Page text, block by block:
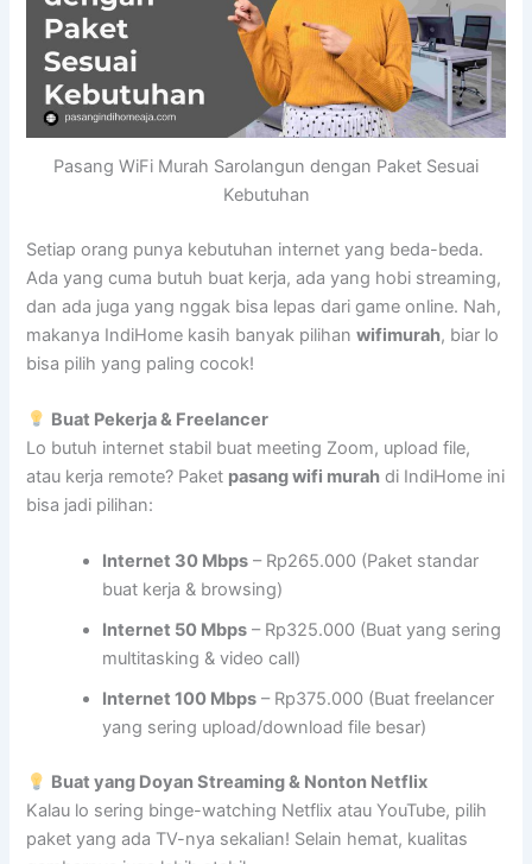
Pasang WiFi Murah Sarolangun dengan Paket Sesuai
Kebutuhan
Setiap orang punya kebutuhan internet yang beda-beda.
Ada yang cuma butuh buat kerja, ada yang hobi streaming,
dan ada juga yang nggak bisa lepas dari game online. Nah,
makanya IndiHome kasih banyak pilihanwifimurah, biar lo
bisa pilih yang paling cocok!
Buat Pekerja & Freelancer
Lo butuh internet stabil buat meeting Zoom, upload file,
atau kerja remote? Paket pasang wifi murah di IndiHome ini
bisa jadi pilihan:
Internet 30 Mbps – Rp265.000 (Paket standar
buat kerja & browsing)
Internet 50 Mbps – Rp325.000 (Buat yang sering
multitasking & video call)
Internet 100 Mbps – Rp375.000 (Buat freelancer
yang sering upload/download file besar)
Buat yang Doyan Streaming & Nonton Netflix
Kalau lo sering binge-watching Netflix atau YouTube, pilih
paket yang ada TV-nya sekalian! Selain hemat, kualitas